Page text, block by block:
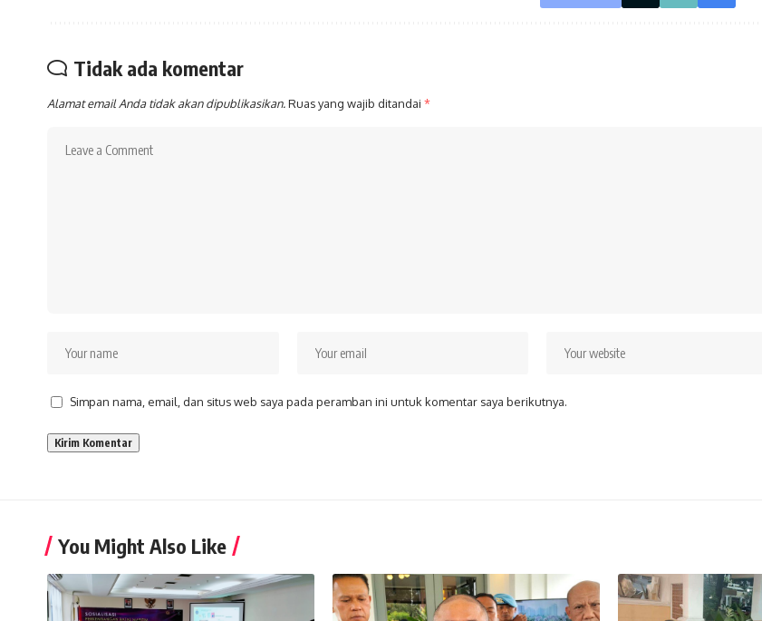
Tidak ada komentar
Alamat email Anda tidak akan dipublikasikan.Ruas yang wajib ditandai *
Simpan nama, email, dan situs web saya pada peramban ini untuk komentar saya berikutnya.
You Might Also Like